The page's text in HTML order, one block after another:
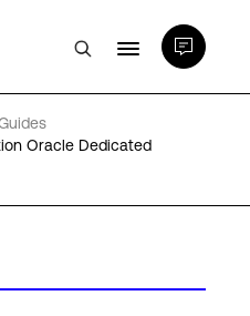
Oracle Dedicated